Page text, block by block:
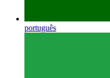
português